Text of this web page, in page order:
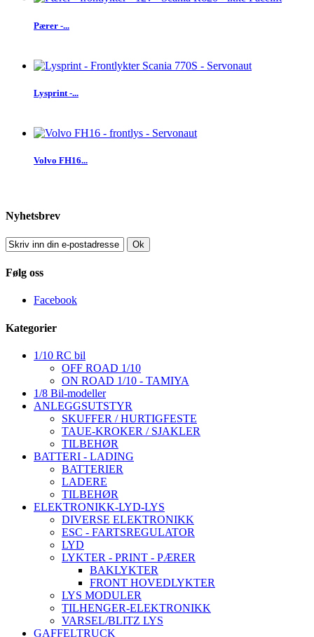
Pærer -...
Lysprint -...
Volvo FH16...
Nyhetsbrev
Ok
Følg oss
Facebook
Kategorier
1/10 RC bil
OFF ROAD 1/10
ON ROAD 1/10 - TAMIYA
1/8 Bil-modeller
ANLEGGSUTSTYR
SKUFFER / HURTIGFESTE
TAUE-KROKER / SJAKLER
TILBEHØR
BATTERI - LADING
BATTERIER
LADERE
TILBEHØR
ELEKTRONIKK-LYD-LYS
DIVERSE ELEKTRONIKK
ESC - FARTSREGULATOR
LYD
LYKTER - PRINT - PÆRER
BAKLYKTER
FRONT HOVEDLYKTER
LYS MODULER
TILHENGER-ELEKTRONIKK
VARSEL/BLITZ LYS
GAFFELTRUCK